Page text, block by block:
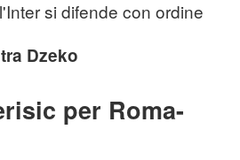
si difende con ordine
Dzeko
per Roma-